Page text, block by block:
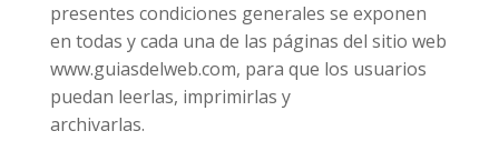
presentes condiciones generales se exponen
en todas y cada una de las páginas del sitio web
www.guiasdelweb.com, para que los usuarios
puedan leerlas, imprimirlas y
archivarlas.